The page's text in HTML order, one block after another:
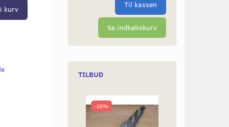
kurv Til kassen
Se indkøbskurv
TILBUD
-25%